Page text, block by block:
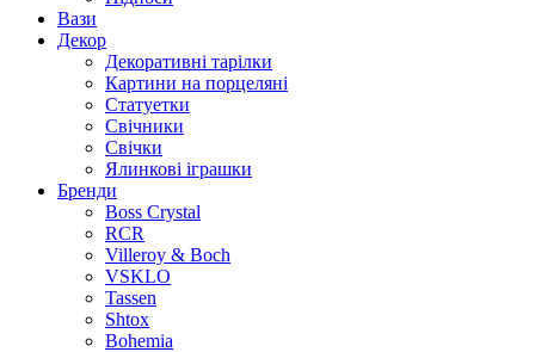
Вази
Декор
Декоративні тарілки
Картини на порцеляні
Статуетки
Свічники
Свічки
Ялинкові іграшки
Бренди
Boss Crystal
RCR
Villeroy & Boch
VSKLO
Tassen
Shtox
Bohemia